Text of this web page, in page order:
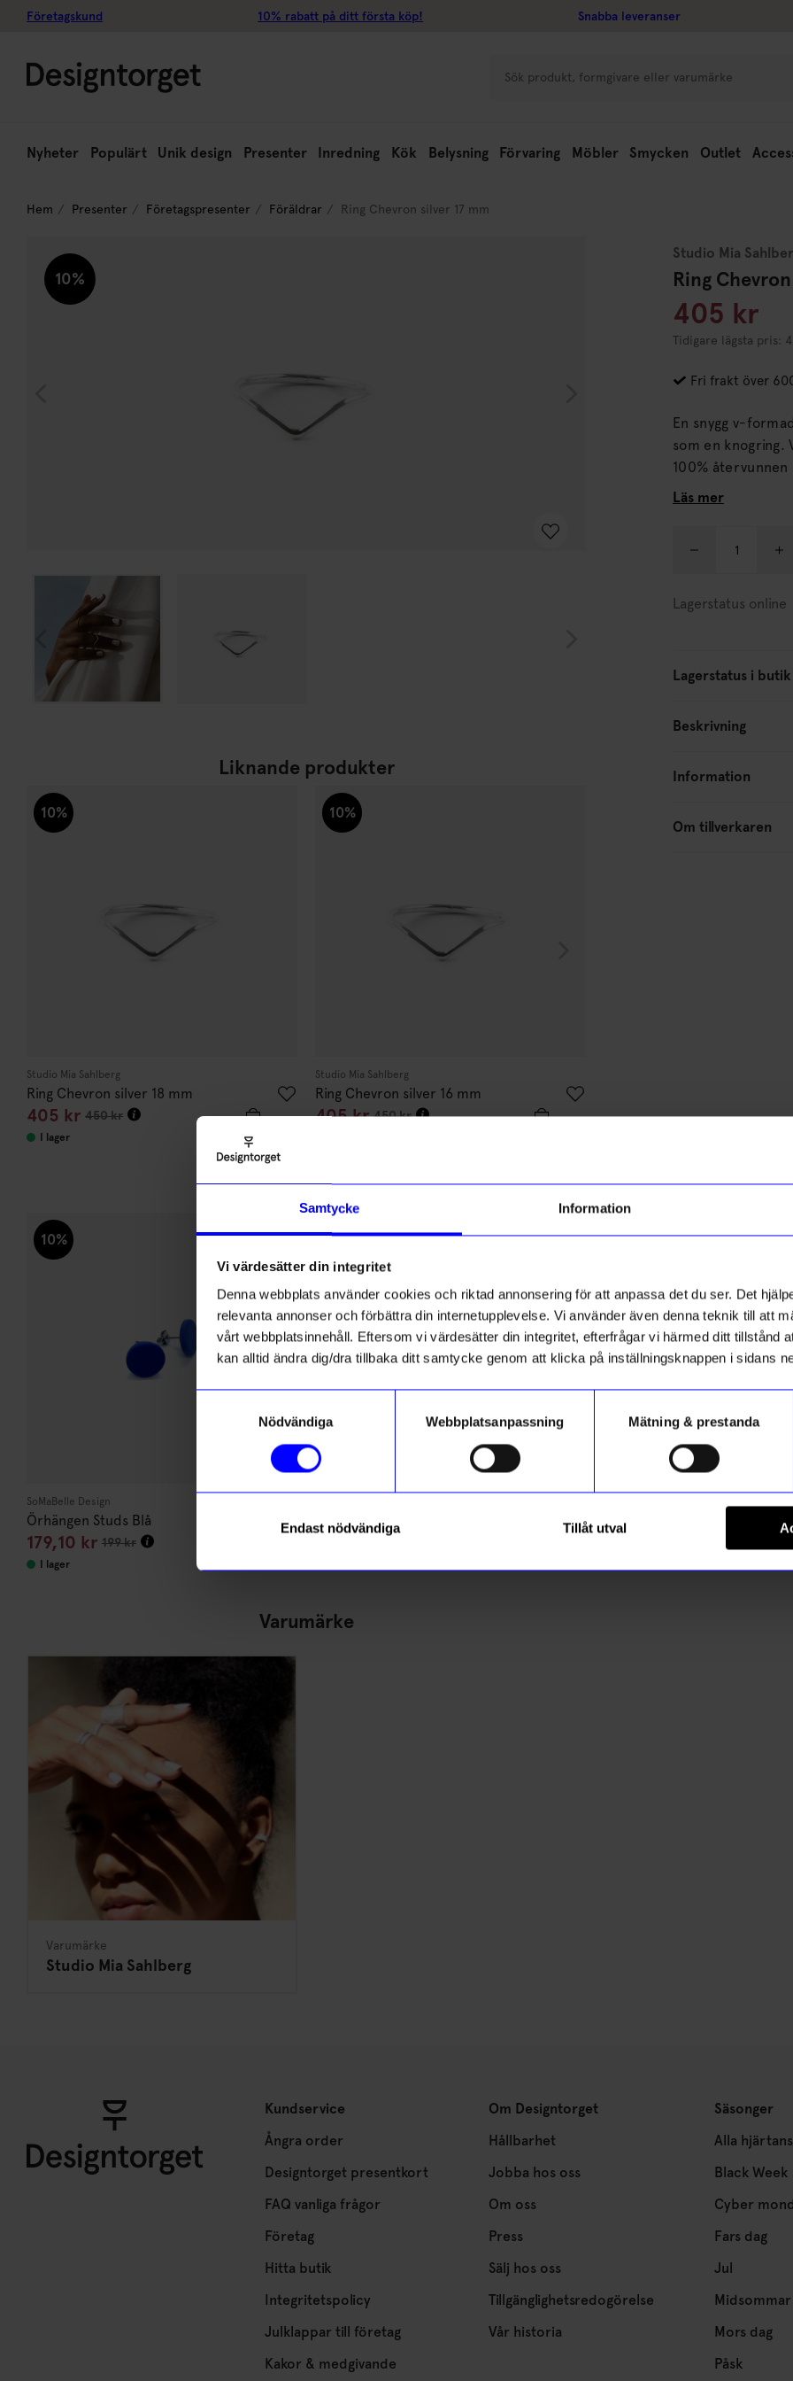
Samtycke Information
Vi värdesätter din integritet
Denna webbplats använder cookies och riktad annonsering för att anpassa det du ser. Det
relevanta annonser och förbättra din internetupplevelse. Vi använder även denna teknik till att
vårt webbplatsinnehåll. Eftersom vi värdesätter din integritet, efterfrågar vi härmed ditt tillstånd
kan alltid ändra dig/dra tillbaka ditt samtycke genom att klicka på inställningsknappen i sidans
Nödvändiga
Webbplatsanpassning Mätning & prestanda
Endast nödvändiga Tillåt utval
Företagskund 10% rabatt på ditt första köp! Snabba leveranser
Nyheter Populärt Unik design Presenter Inredning Kök Belysning Förvaring Möbler Smycken Outlet
Hem Presenter Företagspresenter Föräldrar Ring Chevron silver 17 mm
10%
Liknande produkter
10%
Studio Mia Sahlberg
Ring Chevron silver 18 mm
405 kr 450kr
I lager
10%
Studio Mia Sahlberg
Ring Chevron silver 16 mm
405kr 450kr 405kr 450kr
10%
SoMaBelle Design
Örhängen Studs Blå
179,10 kr 199kr
I lager
10%
Örhänge earcuff smält större
10%
Örhänge earcuff smält våg
Varumärke
Varumärke
Studio Mia Sahlberg
Studio Mia
Ring
405 kr
Tidigare lägsta pris:
Fri frakt över
En snygg v-
som en knogring. Välj mellan mörkt oxiderat eller polerat silver. Tillverkad i
100%
Läs mer
Lagerstatus online
Lagerstatus i butik
Beskrivning
Information
Om tillverkaren
Kundservice
Ångra order
Designtorget presentkort
FAQ vanliga frågor
Företag
Hitta butik
Integritetspolicy
Julklappar till företag
Kakor & medgivande
Om Designtorget
Hållbarhet
Jobba hos oss
Om oss
Press
Sälj hos oss
Tillgänglighetsredogörelse
Vår historia
Säsonger
Alla
Black Week
Cyber
Fars dag
Jul
Midsommar
Mors dag
Påsk
ditt första köp
och unika erbjudanden!
Som tack får du10% rabattpå ditt
första köp.
Registrera
Läs mer om hur vi hanterar din information i vår